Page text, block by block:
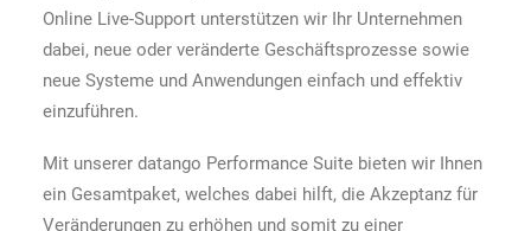
Online Live-Support unterstützen wir Ihr Unternehmen
dabei, neue oder veränderte Geschäftsprozesse sowie
neue Systeme und Anwendungen einfach und effektiv
einzuführen.
Mit unserer datango Performance Suite bieten wir Ihnen
ein Gesamtpaket, welches dabei hilft, die Akzeptanz für
Veränderungen zu erhöhen und somit zu einer